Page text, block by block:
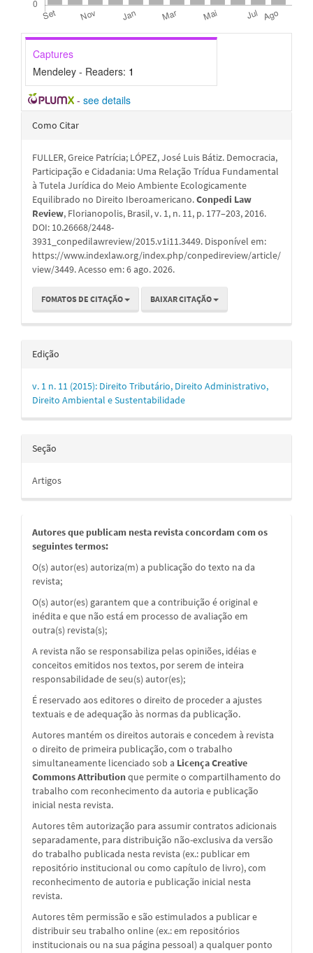
Captures
Mendeley - Readers: 1
- see details
Detalhes
artigo
Como Citar
FULLER, Greice Patrícia; LÓPEZ, José Luis Bátiz. Democracia,
Participação e Cidadania: Uma Relação Trídua Fundamental
à Tutela Jurídica do Meio Ambiente Ecologicamente
Equilibrado no Direito Iberoamericano.Conpedi Law
Review, Florianopolis, Brasil, v. 1, n. 11, p. 177–203, 2016.
DOI: 10.26668/2448-
3931_conpedilawreview/2015.v1i11.3449. Disponível em:
https://www.indexlaw.org/index.php/conpedireview/article/
view/3449. Acesso em: 6 ago. 2026.
FOMATOS DE CITAÇÃO BAIXAR CITAÇÃO
Edição
v. 1 n. 11 (2015): Direito Tributário, Direito Administrativo,
Direito Ambiental e Sustentabilidade
Seção
Artigos
Autores que publicam nesta revista concordam com os
seguintes termos:
O(s) autor(es) autoriza(m) a publicação do texto na da
revista;
O(s) autor(es) garantem que a contribuição é original e
inédita e que não está em processo de avaliação em
outra(s) revista(s);
A revista não se responsabiliza pelas opiniões, idéias e
conceitos emitidos nos textos, por serem de inteira
responsabilidade de seu(s) autor(es);
É reservado aos editores o direito de proceder a ajustes
textuais e de adequação às normas da publicação.
Autores mantém os direitos autorais e concedem à revista
o direito de primeira publicação, com o trabalho
simultaneamente licenciado sob a Licença Creative
Commons Attributionque permite o compartilhamento do
trabalho com reconhecimento da autoria e publicação
inicial nesta revista.
Autores têm autorização para assumir contratos adicionais
separadamente, para distribuição não-exclusiva da versão
do trabalho publicada nesta revista (ex.: publicar em
repositório institucional ou como capítulo de livro), com
reconhecimento de autoria e publicação inicial nesta
revista.
Autores têm permissão e são estimulados a publicar e
distribuir seu trabalho online (ex.: em repositórios
institucionais ou na sua página pessoal) a qualquer ponto